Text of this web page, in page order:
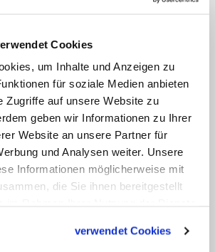
Cookies
um Inhalte und Anzeigen zu
für soziale Medien anbieten
Zugriffe auf unsere Website zu
geben wir Informationen zu Ihrer
Website an unsere Partner für
und Analysen weiter. Unsere
Informationen möglicherweise mit
die Sie ihnen bereitgestellt
verwendet Cookies
Schwachheit leben."
von "Amoris laetitia"
gehören zum
was Franziskus
hat. Manches
was Kardinal Walter
2014 vor den Kardinälen in
und alltagstauglicher, als es